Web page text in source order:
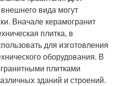
вида могут
Вначале керамогранит
плитка, в
для изготовления
оборудования. В
плитками
зданий и строений.